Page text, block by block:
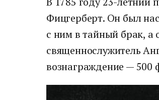
Фицгерберт. Он был
с ним в тайный брак, а
священнослужитель
вознаграждение — 500